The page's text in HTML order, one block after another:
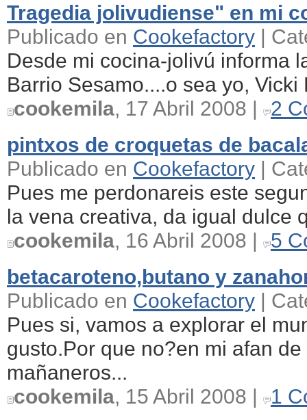
Tragedia jolivudiense" en mi
Publicado en Cookefactory |
Desde mi cocina-jolivú informa
Barrio Sesamo....o sea yo,
cookemila, 17 Abril 2008 |
2
pintxos de croquetas de
Publicado en Cookefactory |
Pues me perdonareis este
la vena creativa, da igual dulce
cookemila, 16 Abril 2008 |
5
betacaroteno,butano y
Publicado en Cookefactory |
Pues si, vamos a explorar el
gusto.Por que no?en mi afan
mañaneros...
cookemila, 15 Abril 2008 |
1